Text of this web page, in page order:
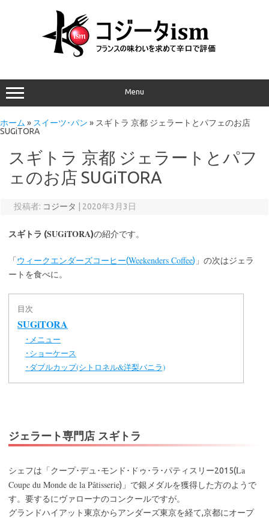
Menu
ホーム » スイーツ･パン » スギトラ 京都 ジェラートとパフェのお店
SUGiTORA
スギトラ 京都 ジェラートとパフ
ェのお店 SUGiTORA
投稿者: コジータ 2020年3月3日
スギトラ (SUGiTORA)の紹介です。
「ウィークエンダーズコーヒー(Weekenders Coffee) 」の次はジェラ
ートを食べに。
目次
SUGiTORA
･ メニュー
･ ショーケース
･ ダブルカップ(シトロネル&洋梨バニラ)
ジェラート専門店 スギトラ
シェフは「クープ･デュ･モンド･ドゥ･ラ･パティスリー2015(La
Coupe du Monde de la Pâtisserie)」で銀メダルを獲得した方のようで
す。要するにヴァローナのコンクールですが。
グランドハイアット東京からアンダーズ東京を経て,京都にオープ